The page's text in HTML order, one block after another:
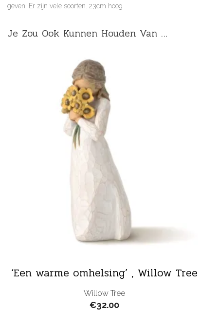
geven. Er zijn vele soorten. 23cm hoog
Je Zou Ook Kunnen Houden Van …
‘Een warme omhelsing’ , Willow Tree
Willow Tree
€32.00